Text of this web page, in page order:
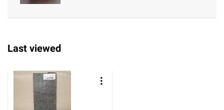
Last viewed